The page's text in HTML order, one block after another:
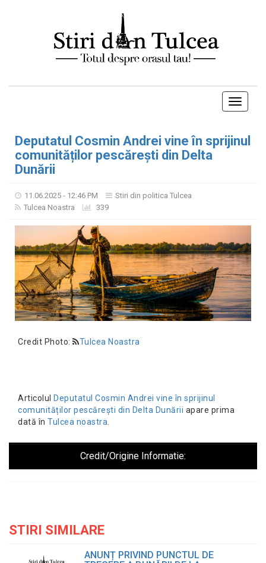
Toggle
Deputatul Cosmin Andrei vine în sprijinul
comunităților pescărești din Delta
Dunării
11.06.2025 - 12:46 PM
Stiri din politica Tulcea
Tulcea Noastra
339
Credit Photo: Tulcea Noastra
Articolul
Deputatul Cosmin Andrei vine în sprijinul
comunităților pescărești din Delta Dunării apare prima
dată în Tulcea noastra.
Credit/Origine Informatie:
STIRI SIMILARE
ANUNȚ PRIVIND PUNCTUL DE